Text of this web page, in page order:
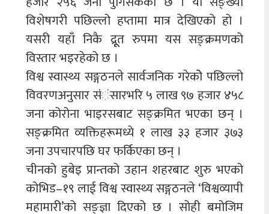
विशेषगरी पछिल्लो हप्तामा मात्र देखिएको हो ।
यसरी यहाँ निकै द्रूूत रुपमा यस सङ्क्रमणको
विस्तार भइरहेको छ ।
विश्व स्वास्थ्य सङ्गठनले सार्वजनिक गरेकोे पछिल्लो
विवरणअनुसार संंंसारभरि ५ लाख ९७ हजार ४५८
जना कोरोना भाइरसबाट सङ्क्रमित भएका छन् ।
सङ्क्रमित व्यक्तिहरूमध्ये १ लाख ३३ हजार ३७३
जना उपचारपछि घर फर्किएका छन् ।
चीनको हुबेइ प्रान्तको उहान शहरबाट शुरु भएको
कोभिड–१९ लाई विश्व स्वास्थ्य सङ्गठनले ‘विश्वव्यापी
महामारी’को सङ्ज्ञा दिएको छ । सोही बमोजिम